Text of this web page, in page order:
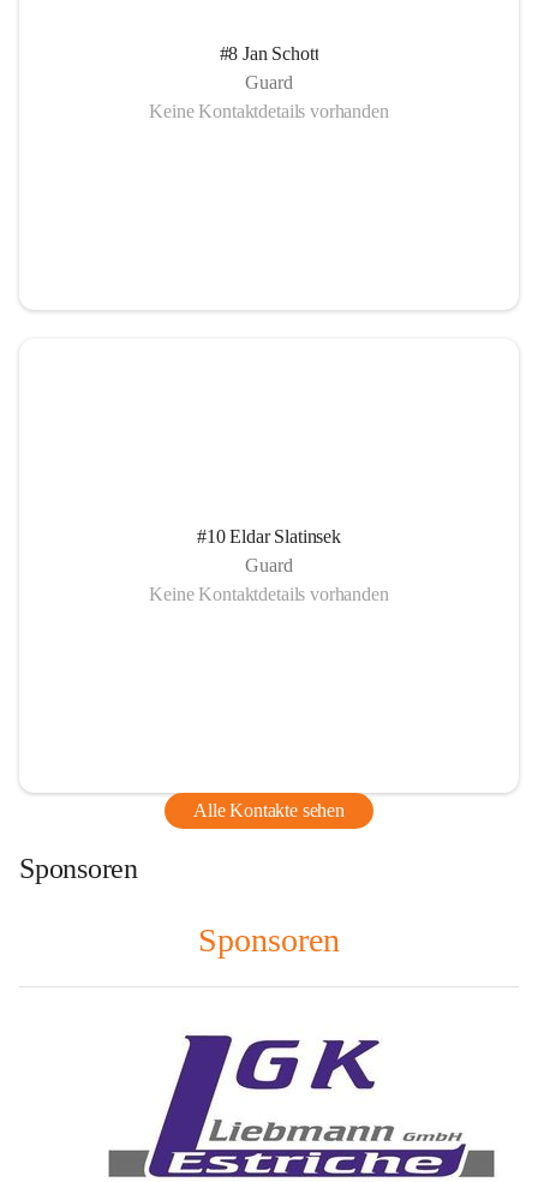
#8 Jan Schott
Guard
Keine Kontaktdetails vorhanden
#10 Eldar Slatinsek
Guard
Keine Kontaktdetails vorhanden
Alle Kontakte sehen
Sponsoren
Sponsoren